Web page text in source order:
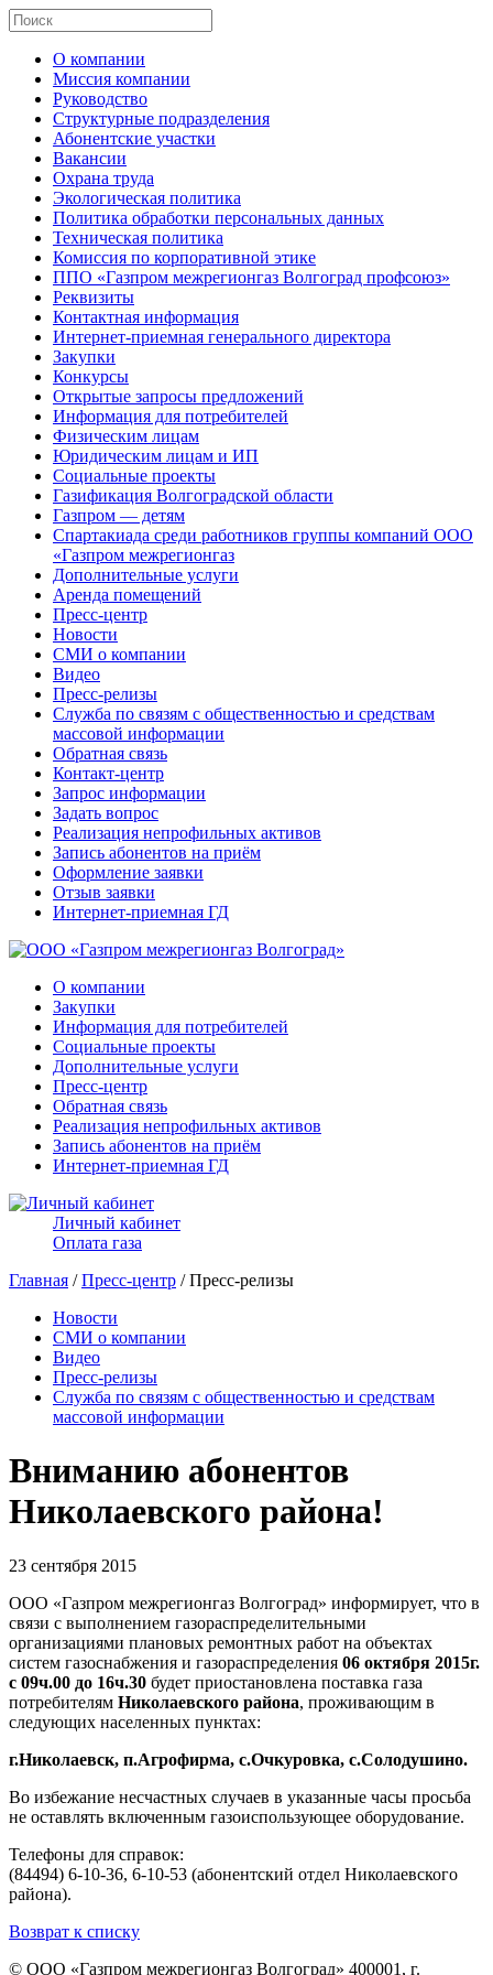
О компании
Миссия компании
Руководство
Структурные подразделения
Абонентские участки
Вакансии
Охрана труда
Экологическая политика
Политика обработки персональных данных
Техническая политика
Комиссия по корпоративной этике
ППО «Газпром межрегионгаз Волгоград профсоюз»
Реквизиты
Контактная информация
Интернет-приемная генерального директора
Закупки
Конкурсы
Открытые запросы предложений
Информация для потребителей
Физическим лицам
Юридическим лицам и ИП
Социальные проекты
Газификация Волгоградской области
Газпром — детям
Спартакиада среди работников группы компаний ООО
«Газпром межрегионгаз
Дополнительные услуги
Аренда помещений
Пресс-центр
Новости
СМИ о компании
Видео
Пресс-релизы
Служба по связям с общественностью и средствам
массовой информации
Обратная связь
Контакт-центр
Запрос информации
Задать вопрос
Реализация непрофильных активов
Запись абонентов на приём
Оформление заявки
Отзыв заявки
Интернет-приемная ГД
О компании
Закупки
Информация для потребителей
Социальные проекты
Дополнительные услуги
Пресс-центр
Обратная связь
Реализация непрофильных активов
Запись абонентов на приём
Интернет-приемная ГД
Личный кабинет
Оплата газа
Главная /Пресс-центр / Пресс-релизы
Новости
СМИ о компании
Видео
Пресс-релизы
Служба по связям с общественностью и средствам
массовой информации
Вниманию абонентов
Николаевского района!
23 сентября 2015
ООО «Газпром межрегионгаз Волгоград» информирует, что в
связи с выполнением газораспределительными
организациями плановых ремонтных работ на объектах
систем газоснабжения и газораспределения 06 октября 2015г.
с 09ч.00 до 16ч.30 будет приостановлена поставка газа
потребителям Николаевского района, проживающим в
следующих населенных пунктах:
г.Николаевск, п.Агрофирма, с.Очкуровка, с.Солодушино.
Во избежание несчастных случаев в указанные часы просьба
не оставлять включенным газоиспользующее оборудование.
Телефоны для справок:
(84494) 6-10-36, 6-10-53 (абонентский отдел Николаевского
района).
Возврат к списку
© ООО «Газпром межрегионгаз Волгоград» 400001, г.